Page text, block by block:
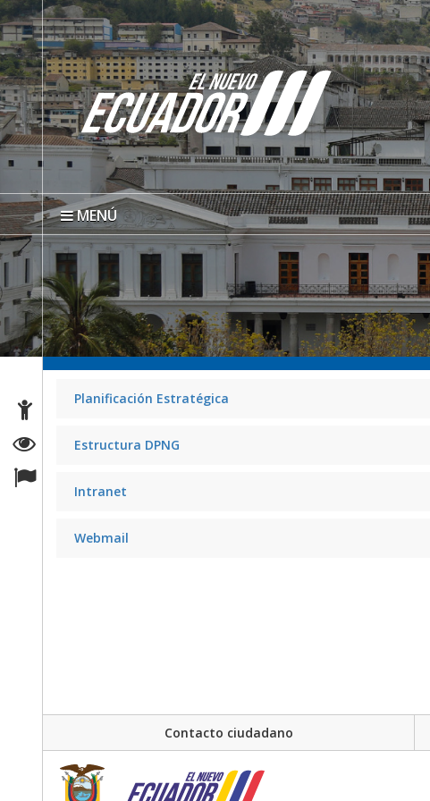
MENÚ
Planificación Estratégica
Estructura DPNG
Intranet
Webmail
Contacto ciudadano